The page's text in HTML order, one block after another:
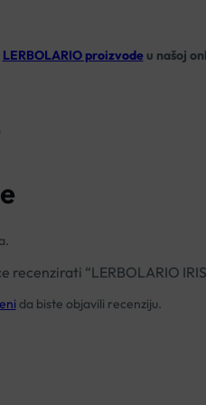
LERBOLARIO proizvodeu našoj
recenzirati “LERBOLARIO
da biste objavili recenziju.